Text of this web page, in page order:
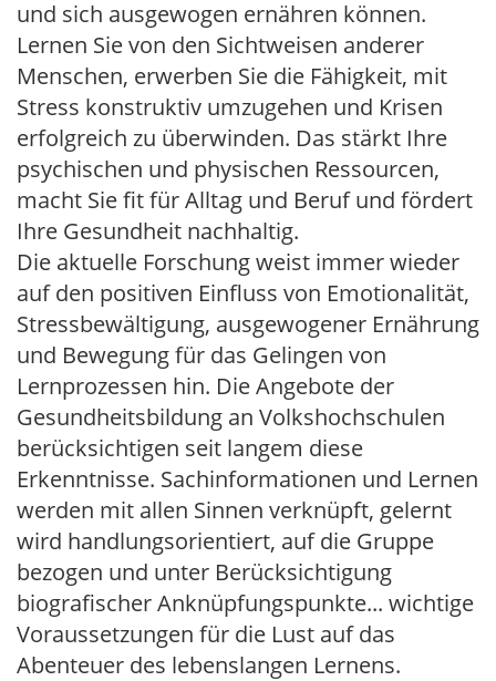
und sich ausgewogen ernähren können.
Lernen Sie von den Sichtweisen anderer
Menschen, erwerben Sie die Fähigkeit, mit
Stress konstruktiv umzugehen und Krisen
erfolgreich zu überwinden. Das stärkt Ihre
psychischen und physischen Ressourcen,
macht Sie fit für Alltag und Beruf und fördert
Ihre Gesundheit nachhaltig.
Die aktuelle Forschung weist immer wieder
auf den positiven Einfluss von Emotionalität,
Stressbewältigung, ausgewogener Ernährung
und Bewegung für das Gelingen von
Lernprozessen hin. Die Angebote der
Gesundheitsbildung an Volkshochschulen
berücksichtigen seit langem diese
Erkenntnisse. Sachinformationen und Lernen
werden mit allen Sinnen verknüpft, gelernt
wird handlungsorientiert, auf die Gruppe
bezogen und unter Berücksichtigung
biografischer Anknüpfungspunkte... wichtige
Voraussetzungen für die Lust auf das
Abenteuer des lebenslangen Lernens.